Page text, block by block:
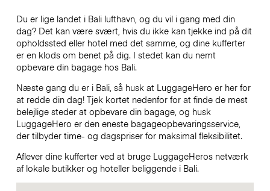
Du er lige landet i Bali lufthavn, og du vil i gang med din
dag? Det kan være svært, hvis du ikke kan tjekke ind på dit
opholdssted eller hotel med det samme, og dine kufferter
er en klods om benet på dig. I stedet kan du nemt
opbevare din bagage hos Bali.
Næste gang du er i Bali, så husk at LuggageHero er her for
at redde din dag! Tjek kortet nedenfor for at finde de mest
belejlige steder at opbevare din bagage, og husk
LuggageHero er den eneste bagageopbevaringsservice,
der tilbyder time- og dagspriser for maksimal fleksibilitet.
Aflever dine kufferter ved at bruge LuggageHeros netværk
af lokale butikker og hoteller beliggende i Bali.